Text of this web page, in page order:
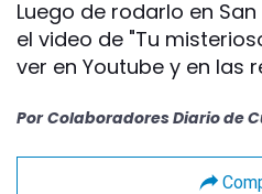
Luego de rodarlo en
el video de "Tu
ver en Youtube y en las
Por Colaboradores Diario de